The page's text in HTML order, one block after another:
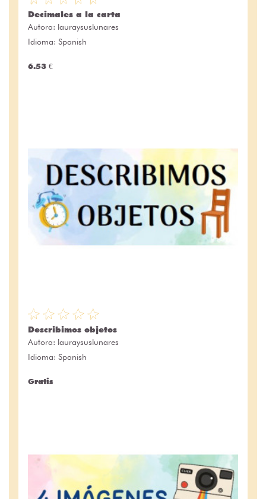
Decimales a la carta
Autora: lauraysuslunares
Idioma: Spanish
6.53 €
Describimos objetos
Autora: lauraysuslunares
Idioma: Spanish
Gratis